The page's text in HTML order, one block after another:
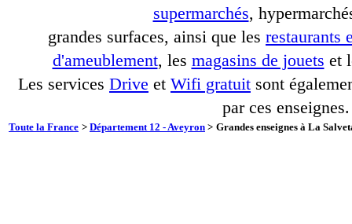
supermarchés,
grandes surfaces, ainsi que les restaurants
d'ameublement, les magasins de jouets et
Les services Drive et Wifi gratuit sont
par ces enseignes.
Toute la France > Département 12 - Aveyron > Grandes enseignes à La